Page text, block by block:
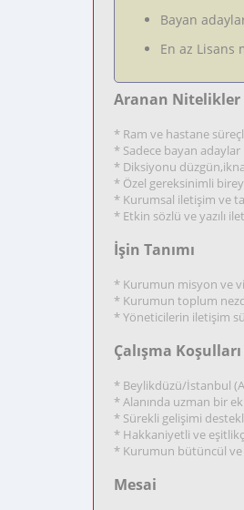
Bayan
En az Lisans
Aranan Nitelikler
* Ram ve hastane
* Sadece bayan
* Diksiyonu
* Özel gereksinimli
* Kurumsal iletişim ve
* Etkin sözlü ve yazılı
İşin Tanımı
* Kurumun misyon ve
* Kurumun toplum
* Yöneticilerin iletişim
Çalışma Koşulları
* Beylikdüzü/İstanbul
* Alanında uzman bir
* Sürekli gelişimi
* Hakkaniyetli ve
* Kurumun bütüncül ve
Mesai